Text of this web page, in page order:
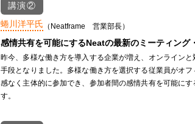
講演②
蜷川洋平氏 （Neatframe 営業部長）
感情共有を可能にするNeatの最新のミーティング
昨今、多様な働き方を導入する企業が増え、オンライン
手段となりました。多様な働き方を選択する従業員がオ
感なく主体的に参加でき、参加者間の感情共有を可能に
す。